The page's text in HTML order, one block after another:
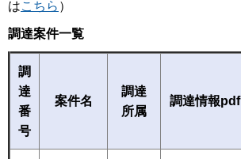
はこちら ）
調達案件一覧
調
達
番
号
案件名
調達
所属
調達情報pdf